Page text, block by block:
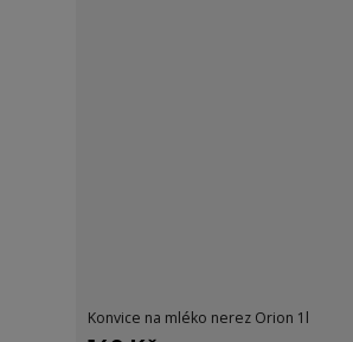
Konvice na mléko nerez Orion 1l